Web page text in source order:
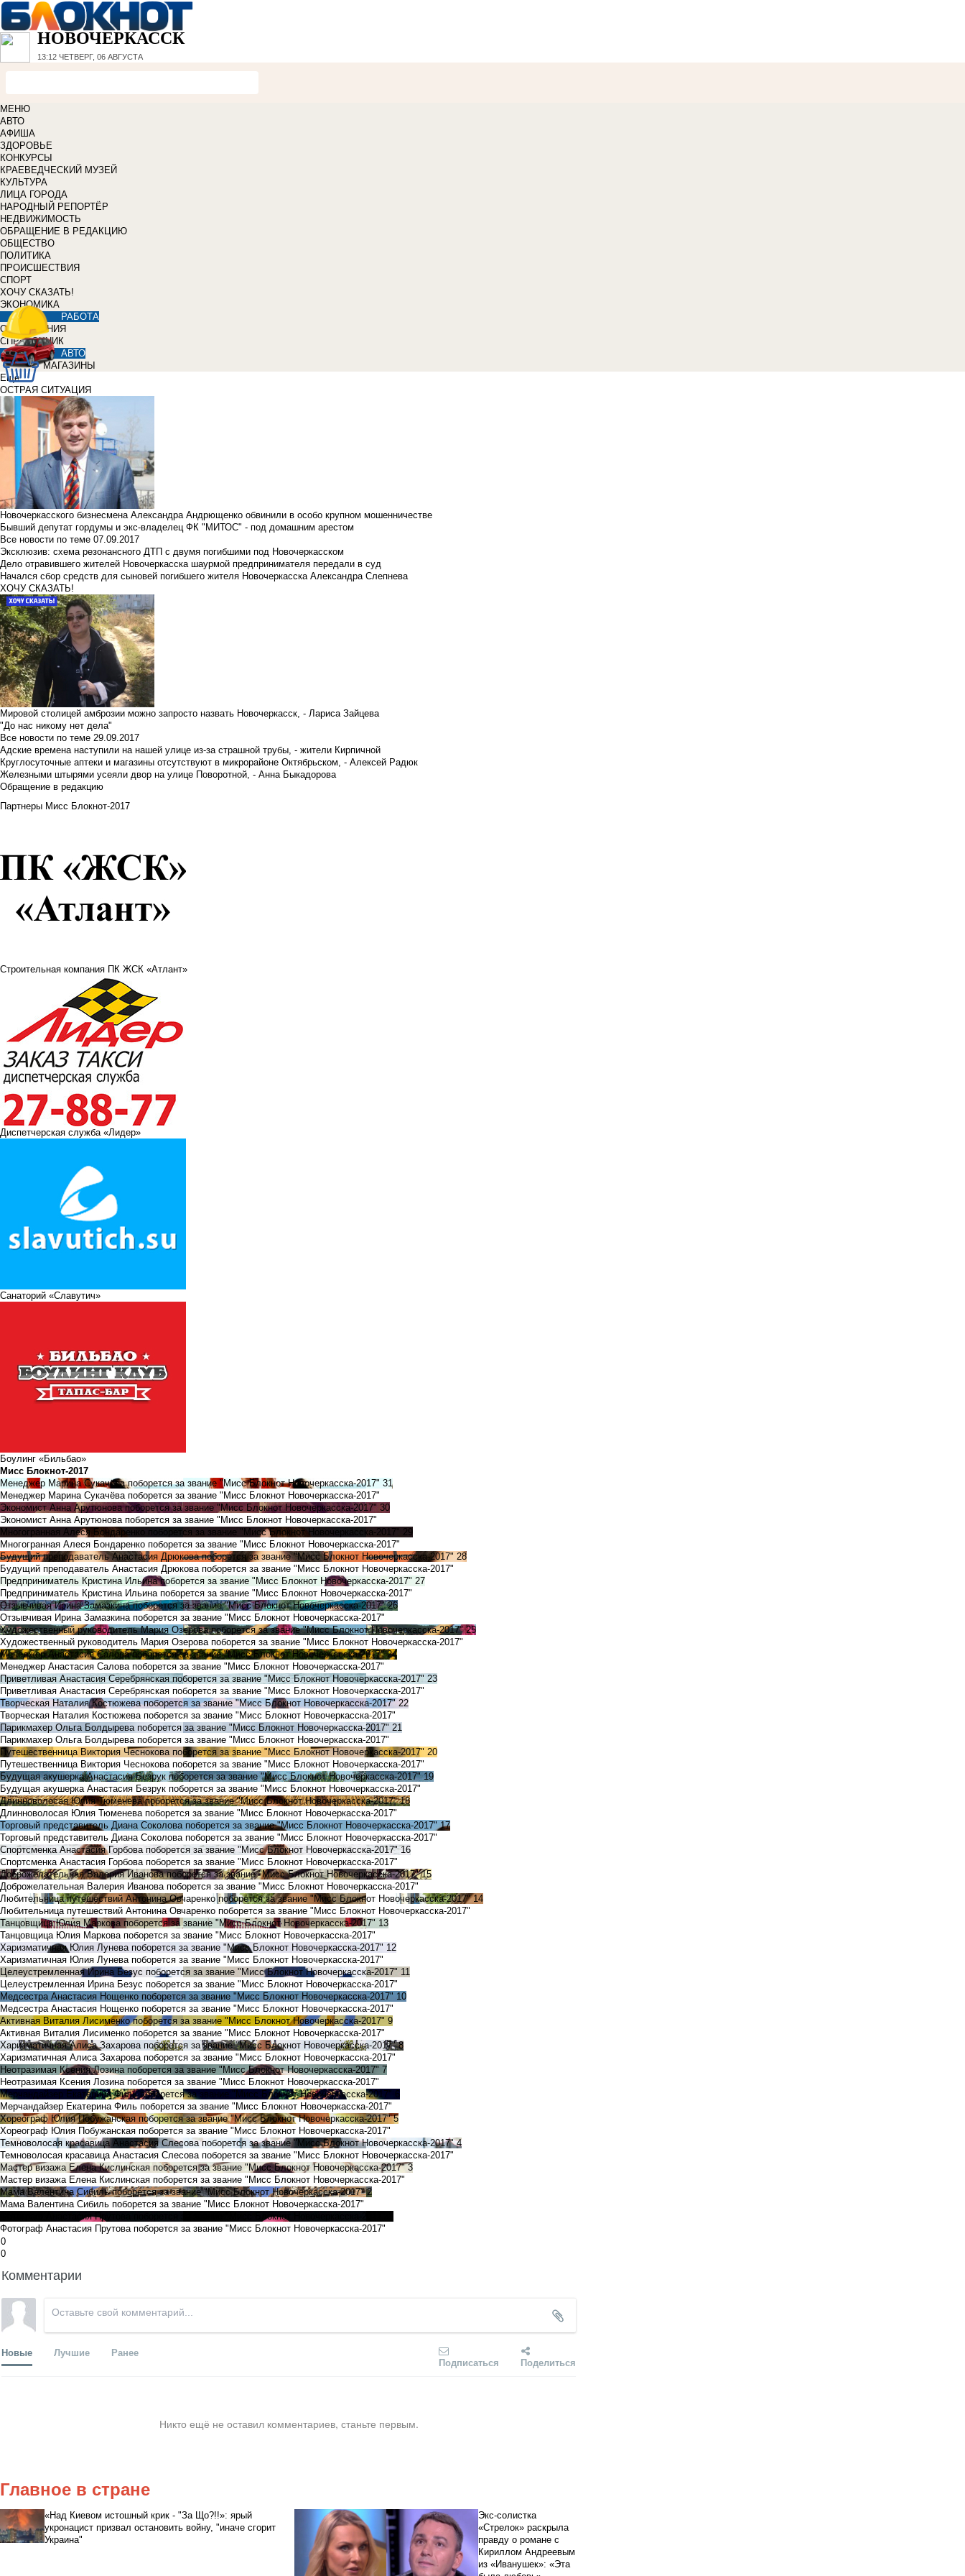
НОВОЧЕРКАССК
13:12 ЧЕТВЕРГ, 06 АВГУСТА
МЕНЮ
АВТО
АФИША
ЗДОРОВЬЕ
КОНКУРСЫ
КРАЕВЕДЧЕСКИЙ МУЗЕЙ
КУЛЬТУРА
ЛИЦА ГОРОДА
НАРОДНЫЙ РЕПОРТЁР
НЕДВИЖИМОСТЬ
ОБРАЩЕНИЕ В РЕДАКЦИЮ
ОБЩЕСТВО
ПОЛИТИКА
ПРОИСШЕСТВИЯ
СПОРТ
ХОЧУ СКАЗАТЬ!
ЭКОНОМИКА
РАБОТА
ОБЪЯВЛЕНИЯ
СПРАВОЧНИК
АВТО
МАГАЗИНЫ
Еще
ОСТРАЯ СИТУАЦИЯ
Новочеркасского бизнесмена Александра Андрющенко обвинили в особо крупном мошенничестве
Бывший депутат гордумы и экс-владелец ФК "МИТОС" - под домашним арестом
Все новости по теме 07.09.2017
Эксклюзив: схема резонансного ДТП с двумя погибшими под Новочеркасском
Дело отравившего жителей Новочеркасска шаурмой предпринимателя передали в суд
Начался сбор средств для сыновей погибшего жителя Новочеркасска Александра Слепнева
ХОЧУ СКАЗАТЬ!
Мировой столицей амброзии можно запросто назвать Новочеркасск, - Лариса Зайцева
"До нас никому нет дела"
Все новости по теме 29.09.2017
Адские времена наступили на нашей улице из-за страшной трубы, - жители Кирпичной
Круглосуточные аптеки и магазины отсутствуют в микрорайоне Октябрьском, - Алексей Радюк
Железными штырями усеяли двор на улице Поворотной, - Анна Быкадорова
Обращение в редакцию
Партнеры Мисс Блокнот-2017
Строительная компания ПК ЖСК «Атлант»
Диспетчерская служба «Лидер»
Санаторий «Славутич»
Боулинг «Бильбао»
Мисс Блокнот-2017
Менеджер Марина Сукачёва поборется за звание "Мисс Блокнот Новочеркасска-2017" 31
Менеджер Марина Сукачёва поборется за звание "Мисс Блокнот Новочеркасска-2017"
Экономист Анна Арутюнова поборется за звание "Мисс Блокнот Новочеркасска-2017" 30
Экономист Анна Арутюнова поборется за звание "Мисс Блокнот Новочеркасска-2017"
Многогранная Алеся Бондаренко поборется за звание "Мисс Блокнот Новочеркасска-2017" 29
Многогранная Алеся Бондаренко поборется за звание "Мисс Блокнот Новочеркасска-2017"
Будущий преподаватель Анастасия Дрюкова поборется за звание "Мисс Блокнот Новочеркасска-2017" 28
Будущий преподаватель Анастасия Дрюкова поборется за звание "Мисс Блокнот Новочеркасска-2017"
Предприниматель Кристина Ильина поборется за звание "Мисс Блокнот Новочеркасска-2017" 27
Предприниматель Кристина Ильина поборется за звание "Мисс Блокнот Новочеркасска-2017"
Отзывчивая Ирина Замазкина поборется за звание "Мисс Блокнот Новочеркасска-2017"26
Отзывчивая Ирина Замазкина поборется за звание "Мисс Блокнот Новочеркасска-2017"
Художественный руководитель Мария Озерова поборется за звание "Мисс Блокнот Новочеркасска-2017"25
Художественный руководитель Мария Озерова поборется за звание "Мисс Блокнот Новочеркасска-2017"
Менеджер Анастасия Салова поборется за звание "Мисс Блокнот Новочеркасска-2017"24
Менеджер Анастасия Салова поборется за звание "Мисс Блокнот Новочеркасска-2017"
Приветливая Анастасия Серебрянская поборется за звание "Мисс Блокнот Новочеркасска-2017" 23
Приветливая Анастасия Серебрянская поборется за звание "Мисс Блокнот Новочеркасска-2017"
Творческая Наталия Костюжева поборется за звание "Мисс Блокнот Новочеркасска-2017" 22
Творческая Наталия Костюжева поборется за звание "Мисс Блокнот Новочеркасска-2017"
Парикмахер Ольга Болдырева поборется за звание "Мисс Блокнот Новочеркасска-2017" 21
Парикмахер Ольга Болдырева поборется за звание "Мисс Блокнот Новочеркасска-2017"
Путешественница Виктория Чеснокова поборется за звание "Мисс Блокнот Новочеркасска-2017" 20
Путешественница Виктория Чеснокова поборется за звание "Мисс Блокнот Новочеркасска-2017"
Будущая акушерка Анастасия Безрук поборется за звание "Мисс Блокнот Новочеркасска-2017"19
Будущая акушерка Анастасия Безрук поборется за звание "Мисс Блокнот Новочеркасска-2017"
Длинноволосая Юлия Тюменева поборется за звание "Мисс Блокнот Новочеркасска-2017"18
Длинноволосая Юлия Тюменева поборется за звание "Мисс Блокнот Новочеркасска-2017"
Торговый представитель Диана Соколова поборется за звание "Мисс Блокнот Новочеркасска-2017"17
Торговый представитель Диана Соколова поборется за звание "Мисс Блокнот Новочеркасска-2017"
Спортсменка Анастасия Горбова поборется за звание "Мисс Блокнот Новочеркасска-2017"16
Спортсменка Анастасия Горбова поборется за звание "Мисс Блокнот Новочеркасска-2017"
Доброжелательная Валерия Иванова поборется за звание "Мисс Блокнот Новочеркасска-2017"15
Доброжелательная Валерия Иванова поборется за звание "Мисс Блокнот Новочеркасска-2017"
Любительница путешествий Антонина Овчаренко поборется за звание "Мисс Блокнот Новочеркасска-2017"14
Любительница путешествий Антонина Овчаренко поборется за звание "Мисс Блокнот Новочеркасска-2017"
Танцовщица Юлия Маркова поборется за звание "Мисс Блокнот Новочеркасска-2017" 13
Танцовщица Юлия Маркова поборется за звание "Мисс Блокнот Новочеркасска-2017"
Харизматичная Юлия Лунева поборется за звание "Мисс Блокнот Новочеркасска-2017" 12
Харизматичная Юлия Лунева поборется за звание "Мисс Блокнот Новочеркасска-2017"
Целеустремленная Ирина Безус поборется за звание "Мисс Блокнот Новочеркасска-2017" 11
Целеустремленная Ирина Безус поборется за звание "Мисс Блокнот Новочеркасска-2017"
Медсестра Анастасия Нощенко поборется за звание "Мисс Блокнот Новочеркасска-2017" 10
Медсестра Анастасия Нощенко поборется за звание "Мисс Блокнот Новочеркасска-2017"
Активная Виталия Лисименко поборется за звание "Мисс Блокнот Новочеркасска-2017" 9
Активная Виталия Лисименко поборется за звание "Мисс Блокнот Новочеркасска-2017"
Харизматичная Алиса Захарова поборется за звание "Мисс Блокнот Новочеркасска-2017"8
Харизматичная Алиса Захарова поборется за звание "Мисс Блокнот Новочеркасска-2017"
Неотразимая Ксения Лозина поборется за звание "Мисс Блокнот Новочеркасска-2017" 7
Неотразимая Ксения Лозина поборется за звание "Мисс Блокнот Новочеркасска-2017"
Мерчандайзер Екатерина Филь поборется за звание "Мисс Блокнот Новочеркасска-2017" 6
Мерчандайзер Екатерина Филь поборется за звание "Мисс Блокнот Новочеркасска-2017"
Хореограф Юлия Побужанская поборется за звание "Мисс Блокнот Новочеркасска-2017"5
Хореограф Юлия Побужанская поборется за звание "Мисс Блокнот Новочеркасска-2017"
Темноволосая красавица Анастасия Слесова поборется за звание "Мисс Блокнот Новочеркасска-2017"4
Темноволосая красавица Анастасия Слесова поборется за звание "Мисс Блокнот Новочеркасска-2017"
Мастер визажа Елена Кислинская поборется за звание "Мисс Блокнот Новочеркасска-2017"3
Мастер визажа Елена Кислинская поборется за звание "Мисс Блокнот Новочеркасска-2017"
Мама Валентина Сибиль поборется за звание "Мисс Блокнот Новочеркасска-2017"2
Мама Валентина Сибиль поборется за звание "Мисс Блокнот Новочеркасска-2017"
Фотограф Анастасия Прутова поборется за звание "Мисс Блокнот Новочеркасска-2017"
Фотограф Анастасия Прутова поборется за звание "Мисс Блокнот Новочеркасска-2017"
0
0
Комментарии
Новые Лучшие Ранее
Подписаться Поделиться
Никто ещё не оставил комментариев, станьте первым.
Главное в стране
«Над Киевом истошный крик - "За Що?!!»: ярый
укронацист призвал остановить войну, "иначе сгорит
Украина"
Экс-солистка
«Стрелок» раскрыла
правду о романе с
Кириллом Андреевым
из «Иванушек»: «Эта